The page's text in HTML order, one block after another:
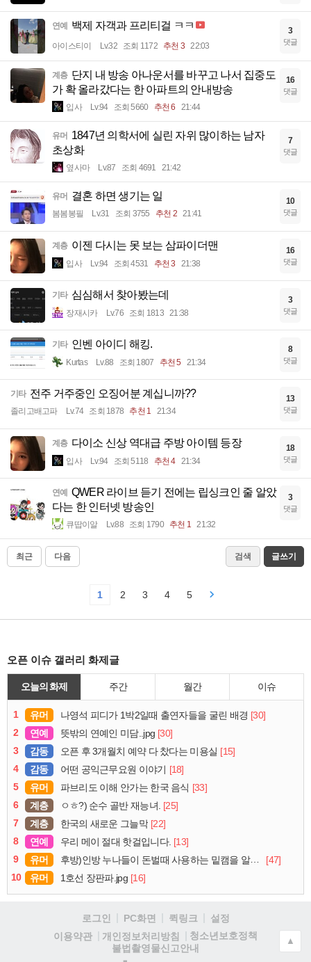
연예 백제 자객과 프리티걸 ㅋㅋ
아이스티이 Lv.32 조회 1172 추천 3 22:03
3
댓글
계층 단지 내 방송 아나운서를 바꾸고 나서 집중도
가 확 올라갔다는 한 아파트의 안내방송
입사 Lv.94 조회 5660 추천 6 21:44
16
댓글
유머 1847년 의학서에 실린 자위 많이하는 남자
초상화
옆사마 Lv.87 조회 4691 21:42
7
댓글
유머 결혼 하면 생기는 일
봄봄봉필 Lv.31 조회 3755 추천 2 21:41
10
댓글
계층 이젠 다시는 못 보는 삼파이더맨
입사 Lv.94 조회 4531 추천 3 21:38
16
댓글
기타 심심해서 찾아봤는데
장재시카 Lv.76 조회 1813 21:38
3
댓글
기타 인벤 아이디 해킹.
Kurtas Lv.88 조회 1807 추천 5 21:34
8
댓글
기타 전주 거주중인 오징어분 계십니까??
졸리고배고파 Lv.74 조회 1878 추천 1 21:34
13
댓글
계층 다이소 신상 역대급 주방 아이템 등장
입사 Lv.94 조회 5118 추천 4 21:34
18
댓글
연예 QWER 라이브 듣기 전에는 립싱크인 줄 알았
다는 한 인터넷 방송인
큐땁이알 Lv.88 조회 1790 추천 1 21:32
3
댓글
최근 다음 검색 글쓰기
1 2 3 4 5
오픈 이슈 갤러리 화제글
오늘의 화제 주간 월간 이슈
1 유머 나영석 피디가 1박2일때 출연자들을 굴린 배경 [30]
2
연예 뜻밖의 연예인 미담..jpg [30]
3
감동 오픈 후 3개월치 예약 다 찼다는 미용실 [15]
4
감동 어떤 공익근무요원 이야기 [18]
5
유머 파브리도 이해 안가는 한국 음식 [33]
6
계층 ㅇㅎ?) 순수 골반 재능녀. [25]
7
계층 한국의 새로운 그늘막 [22]
8
연예 우리 메이 절대 핫걸입니다. [13]
9
유머 후방)인방 누나들이 돈벌때 사용하는 밑캠을 알아보자
[47]
10
유머 1호선 장판파.jpg [16]
로그인 PC화면 퀵링크
설정
이용약관
개인정보처리방침
청소년보호정책
불법촬영물신고안내
▲